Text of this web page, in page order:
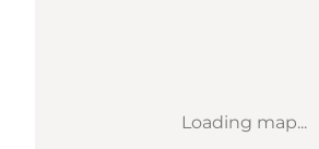
Loading map...